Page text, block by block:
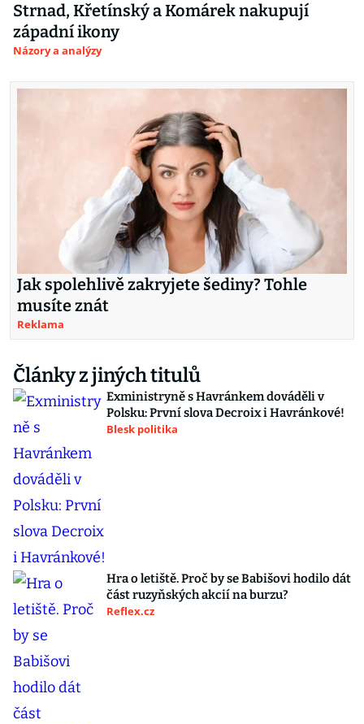
Strnad, Křetínský a Komárek nakupují
západní ikony
Názory a analýzy
Jak spolehlivě zakryjete šediny? Tohle
musíte znát
Reklama
Články z jiných titulů
Exministryně s Havránkem dováděli v
Polsku: První slova Decroix i Havránkové!
Blesk politika
Hra o letiště. Proč by se Babišovi hodilo dát
část ruzyňských akcií na burzu?
Reflex.cz